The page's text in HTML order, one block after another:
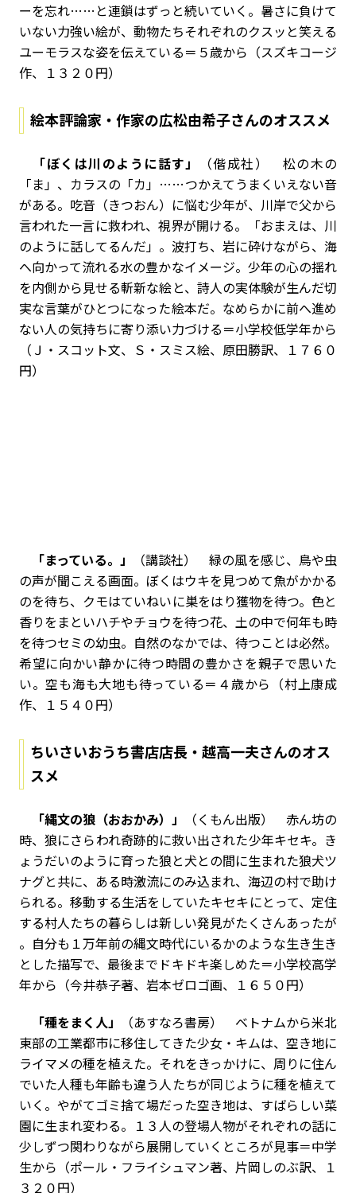
ーを忘れ……と連鎖はずっと続いていく。暑さに負けて
いない力強い絵が、動物たちそれぞれのクスッと笑える
ユーモラスな姿を伝えている＝５歳から（スズキコージ
作、１３２０円）
絵本評論家・作家の広松由希子さんのオススメ
「ぼくは川のように話す」
（偕成社） 松の木の
「ま」、カラスの「カ」……つかえてうまくいえない音
がある。吃音（きつおん）に悩む少年が、川岸で父から
言われた一言に救われ、視界が開ける。「おまえは、川
のように話してるんだ」。波打ち、岩に砕けながら、海
へ向かって流れる水の豊かなイメージ。少年の心の揺れ
を内側から見せる斬新な絵と、詩人の実体験が生んだ切
実な言葉がひとつになった絵本だ。なめらかに前へ進め
ない人の気持ちに寄り添い力づける＝小学校低学年から
（Ｊ・スコット文、Ｓ・スミス絵、原田勝訳、１７６０
円）
「まっている。」
（講談社） 緑の風を感じ、鳥や虫
の声が聞こえる画面。ぼくはウキを見つめて魚がかかる
のを待ち、クモはていねいに巣をはり獲物を待つ。色と
香りをまといハチやチョウを待つ花、土の中で何年も時
を待つセミの幼虫。自然のなかでは、待つことは必然。
希望に向かい静かに待つ時間の豊かさを親子で思いた
い。空も海も大地も待っている＝４歳から（村上康成
作、１５４０円）
ちいさいおうち書店店長・越高一夫さんのオス
スメ
「縄文の狼（おおかみ）」
（くもん出版） 赤ん坊の
時、狼にさらわれ奇跡的に救い出された少年キセキ。き
ょうだいのように育った狼と犬との間に生まれた狼犬ツ
ナグと共に、ある時激流にのみ込まれ、海辺の村で助け
られる。移動する生活をしていたキセキにとって、定住
する村人たちの暮らしは新しい発見がたくさんあったが
――。自分も１万年前の縄文時代にいるかのような生き生き
とした描写で、最後までドキドキ楽しめた＝小学校高学
年から（今井恭子著、岩本ゼロゴ画、１６５０円）
「種をまく人」
（あすなろ書房） ベトナムから米北
東部の工業都市に移住してきた少女・キムは、空き地に
ライマメの種を植えた。それをきっかけに、周りに住ん
でいた人種も年齢も違う人たちが同じように種を植えて
いく。やがてゴミ捨て場だった空き地は、すばらしい菜
園に生まれ変わる。１３人の登場人物がそれぞれの話に
少しずつ関わりながら展開していくところが見事＝中学
生から（ポール・フライシュマン著、片岡しのぶ訳、１
３２０円）